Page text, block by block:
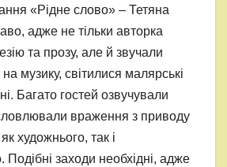
«Рідне слово» – Тетяна
адже не тільки авторка
та прозу, але й звучали
на музику, світилися малярські
Багато гостей озвучували
враження з приводу
художнього, так і
Подібні заходи необхідні, адже